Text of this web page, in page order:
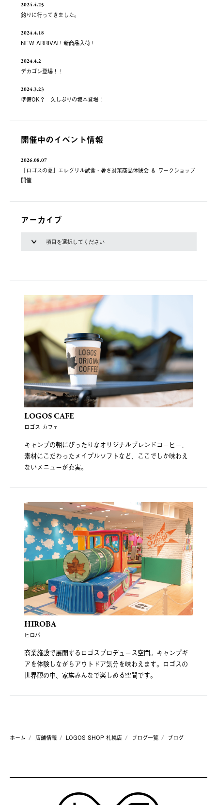
2024.4.25
釣りに行ってきました。
2024.4.18
NEW ARRIVAL! 新商品入荷！
2024.4.2
デカゴン登場！！
2024.3.23
準備OK？ 久しぶりの坂本登場！
開催中のイベント情報
2026.08.07
「ロゴスの夏」エレグリル試食・暑さ対策商品体験会 ＆ ワークショップ
開催
アーカイブ
LOGOS CAFE
ロゴス カフェ
キャンプの朝にぴったりなオリジナルブレンドコーヒー、
素材にこだわったメイプルソフトなど、ここでしか味わえ
ないメニューが充実。
HIROBA
ヒロバ
商業施設で展開するロゴスプロデュース空間。キャンプギ
アを体験しながらアウトドア気分を味わえます。ロゴスの
世界観の中、家族みんなで楽しめる空間です。
ホーム 店舗情報 LOGOS SHOP 札幌店 ブログ一覧 ブログ